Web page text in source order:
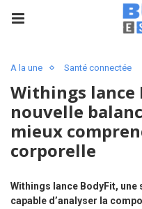
A la une Santé connectée
Withings lance
nouvelle
mieux
corporelle
Withings lance BodyFit,
capable d’analyser la